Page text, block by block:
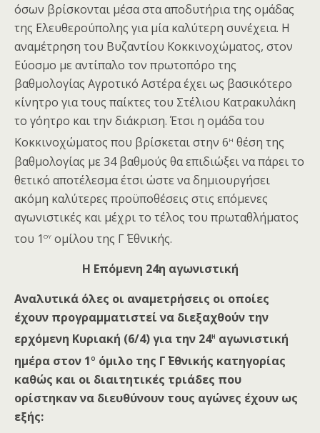
όσων βρίσκονται μέσα στα αποδυτήρια της ομάδας
της Ελευθερούπολης για μία καλύτερη συνέχεια. Η
αναμέτρηση του Βυζαντίου Κοκκινοχώματος, στον
Εύοσμο με αντίπαλο τον πρωτοπόρο της
βαθμολογίας Αγροτικό Αστέρα έχει ως βασικότερο
κίνητρο για τους παίκτες του Στέλιου Κατρακυλάκη
το γόητρο και την διάκριση. Έτσι η ομάδα του
Κοκκινοχώματος που βρίσκεται στην 6η θέση της
βαθμολογίας με 34 βαθμούς θα επιδιώξει να πάρει το
θετικό αποτέλεσμα έτσι ώστε να δημιουργήσει
ακόμη καλύτερες προϋποθέσεις στις επόμενες
αγωνιστικές και μέχρι το τέλος του πρωταθλήματος
του 1ου ομίλου της Γ΄ Εθνικής.
H Επόμενη 24η αγωνιστική
Αναλυτικά όλες οι αναμετρήσεις οι οποίες
έχουν προγραμματιστεί να διεξαχθούν την
ερχόμενη Κυριακή (6/4) για την 24η αγωνιστική
ημέρα στον 1ο όμιλο της Γ΄ Εθνικής κατηγορίας
καθώς και οι διαιτητικές τριάδες που
ορίστηκαν να διευθύνουν τους αγώνες έχουν ως
εξής: